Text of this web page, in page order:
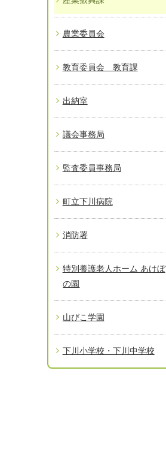
農業委員会
教育委員会 教育課
出納室
議会事務局
監査委員事務局
町立下川病院
消防署
特別養護老人ホーム あけぼ
の園
山びこ学園
下川小学校・下川中学校